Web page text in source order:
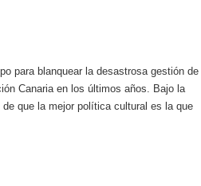
para blanquear la desastrosa gestión de
Canaria en los últimos años. Bajo la
que la mejor política cultural es la que